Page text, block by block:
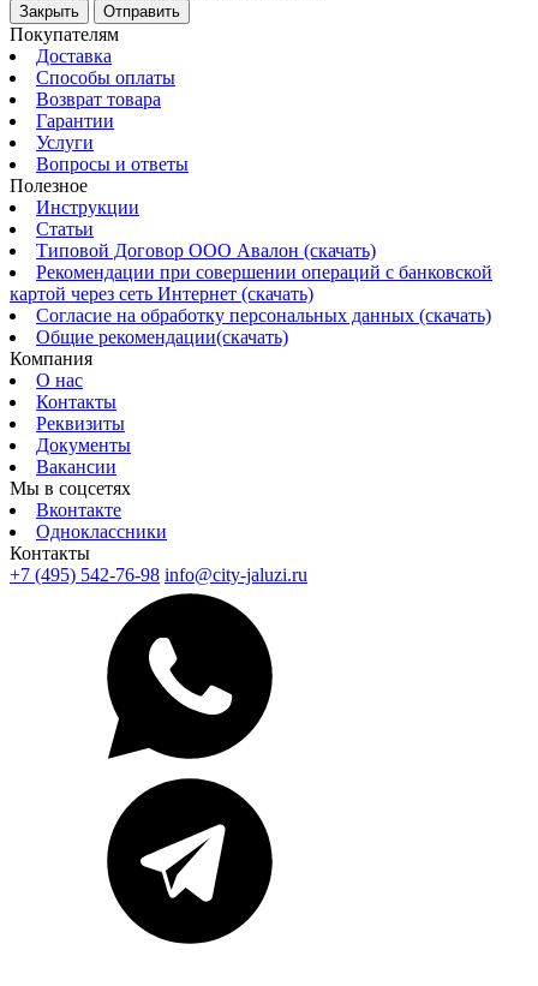
Закрыть Отправить
Покупателям
Доставка
Способы оплаты
Возврат товара
Гарантии
Услуги
Вопросы и ответы
Полезное
Инструкции
Статьи
Типовой Договор ООО Авалон (скачать)
Рекомендации при совершении операций с банковской
картой через сеть Интернет (скачать)
Согласие на обработку персональных данных (скачать)
Общие рекомендации(скачать)
Компания
О нас
Контакты
Реквизиты
Документы
Вакансии
Мы в соцсетях
Вконтакте
Одноклассники
Контакты
+7 (495) 542-76-98 info@city-jaluzi.ru